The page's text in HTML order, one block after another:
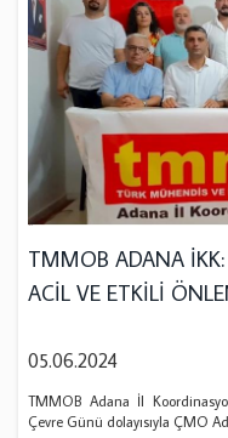
TMMOB ADANA İKK:
ACİL VE ETKİLİ
05.06.2024
TMMOB Adana İl
Çevre Günü dolayısıyla ÇMO